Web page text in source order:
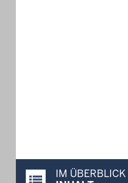
Justiz-Portal im Überblick:
IM ÜBERBLICK